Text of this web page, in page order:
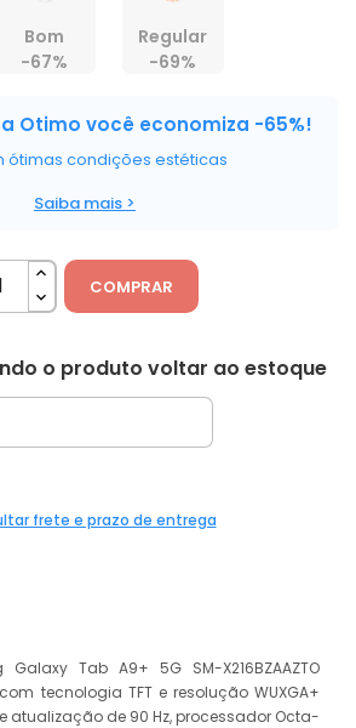
Bom
-67%
Regular
-69%
Otimo você economiza -65%!
ótimas condições estéticas
Saiba mais >
COMPRAR
o produto voltar ao estoque
frete e prazo de entrega
Tab A9+ 5G SM-X216BZAAZTO
tecnologia TFT e resolução WUXGA+
atualização de 90 Hz, processador Octa-